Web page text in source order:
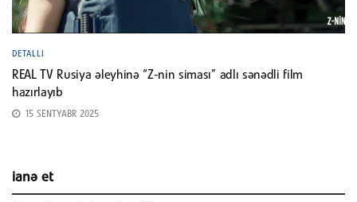
DETALLI
REAL TV Rusiya əleyhinə “Z-nin siması” adlı sənədli film
hazırlayıb
15 SENTYABR 2025
ianə et